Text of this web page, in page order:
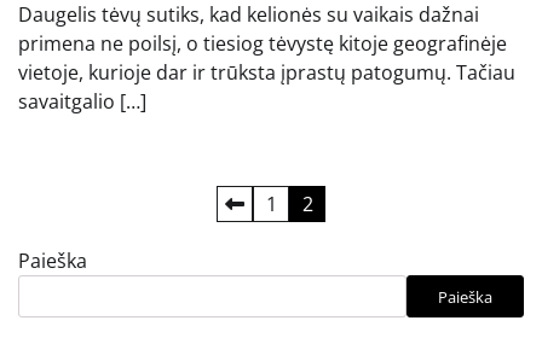
Daugelis tėvų sutiks, kad kelionės su vaikais dažnai
primena ne poilsį, o tiesiog tėvystę kitoje geografinėje
vietoje, kurioje dar ir trūksta įprastų patogumų. Tačiau
savaitgalio […]
puslapiavimas
1 2
Paieška
Paieška